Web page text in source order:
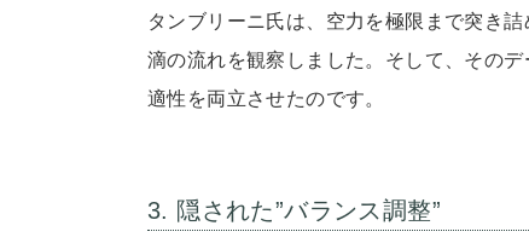
タンブリーニ氏は、空力を極限まで突き
滴の流れを観察しました。そして、その
適性を両立させたのです。
3. 隠された”バランス調整”